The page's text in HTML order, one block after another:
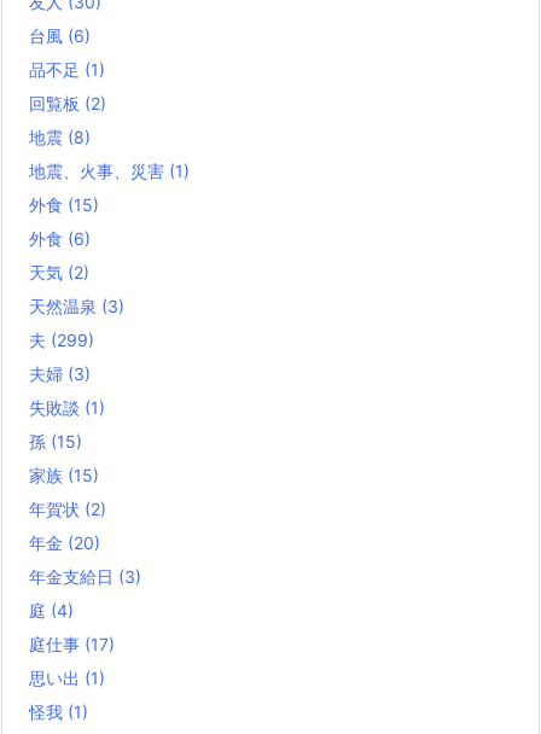
台風 (6)
品不足 (1)
回覧板 (2)
地震 (8)
地震、火事、災害 (1)
外食 (15)
外食 (6)
天気 (2)
天然温泉 (3)
夫 (299)
夫婦 (3)
失敗談 (1)
孫 (15)
家族 (15)
年賀状 (2)
年金 (20)
年金支給日 (3)
庭 (4)
庭仕事 (17)
思い出 (1)
怪我 (1)